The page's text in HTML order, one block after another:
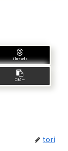
Threads
コピー
tori